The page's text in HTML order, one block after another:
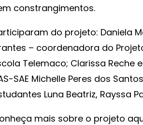
constrangimentos.
do projeto: Daniela
– coordenadora do
Telemaco; Clarissa Reche
SAE Michelle Peres dos
Luna Beatriz, Rayssa
mais sobre o projeto